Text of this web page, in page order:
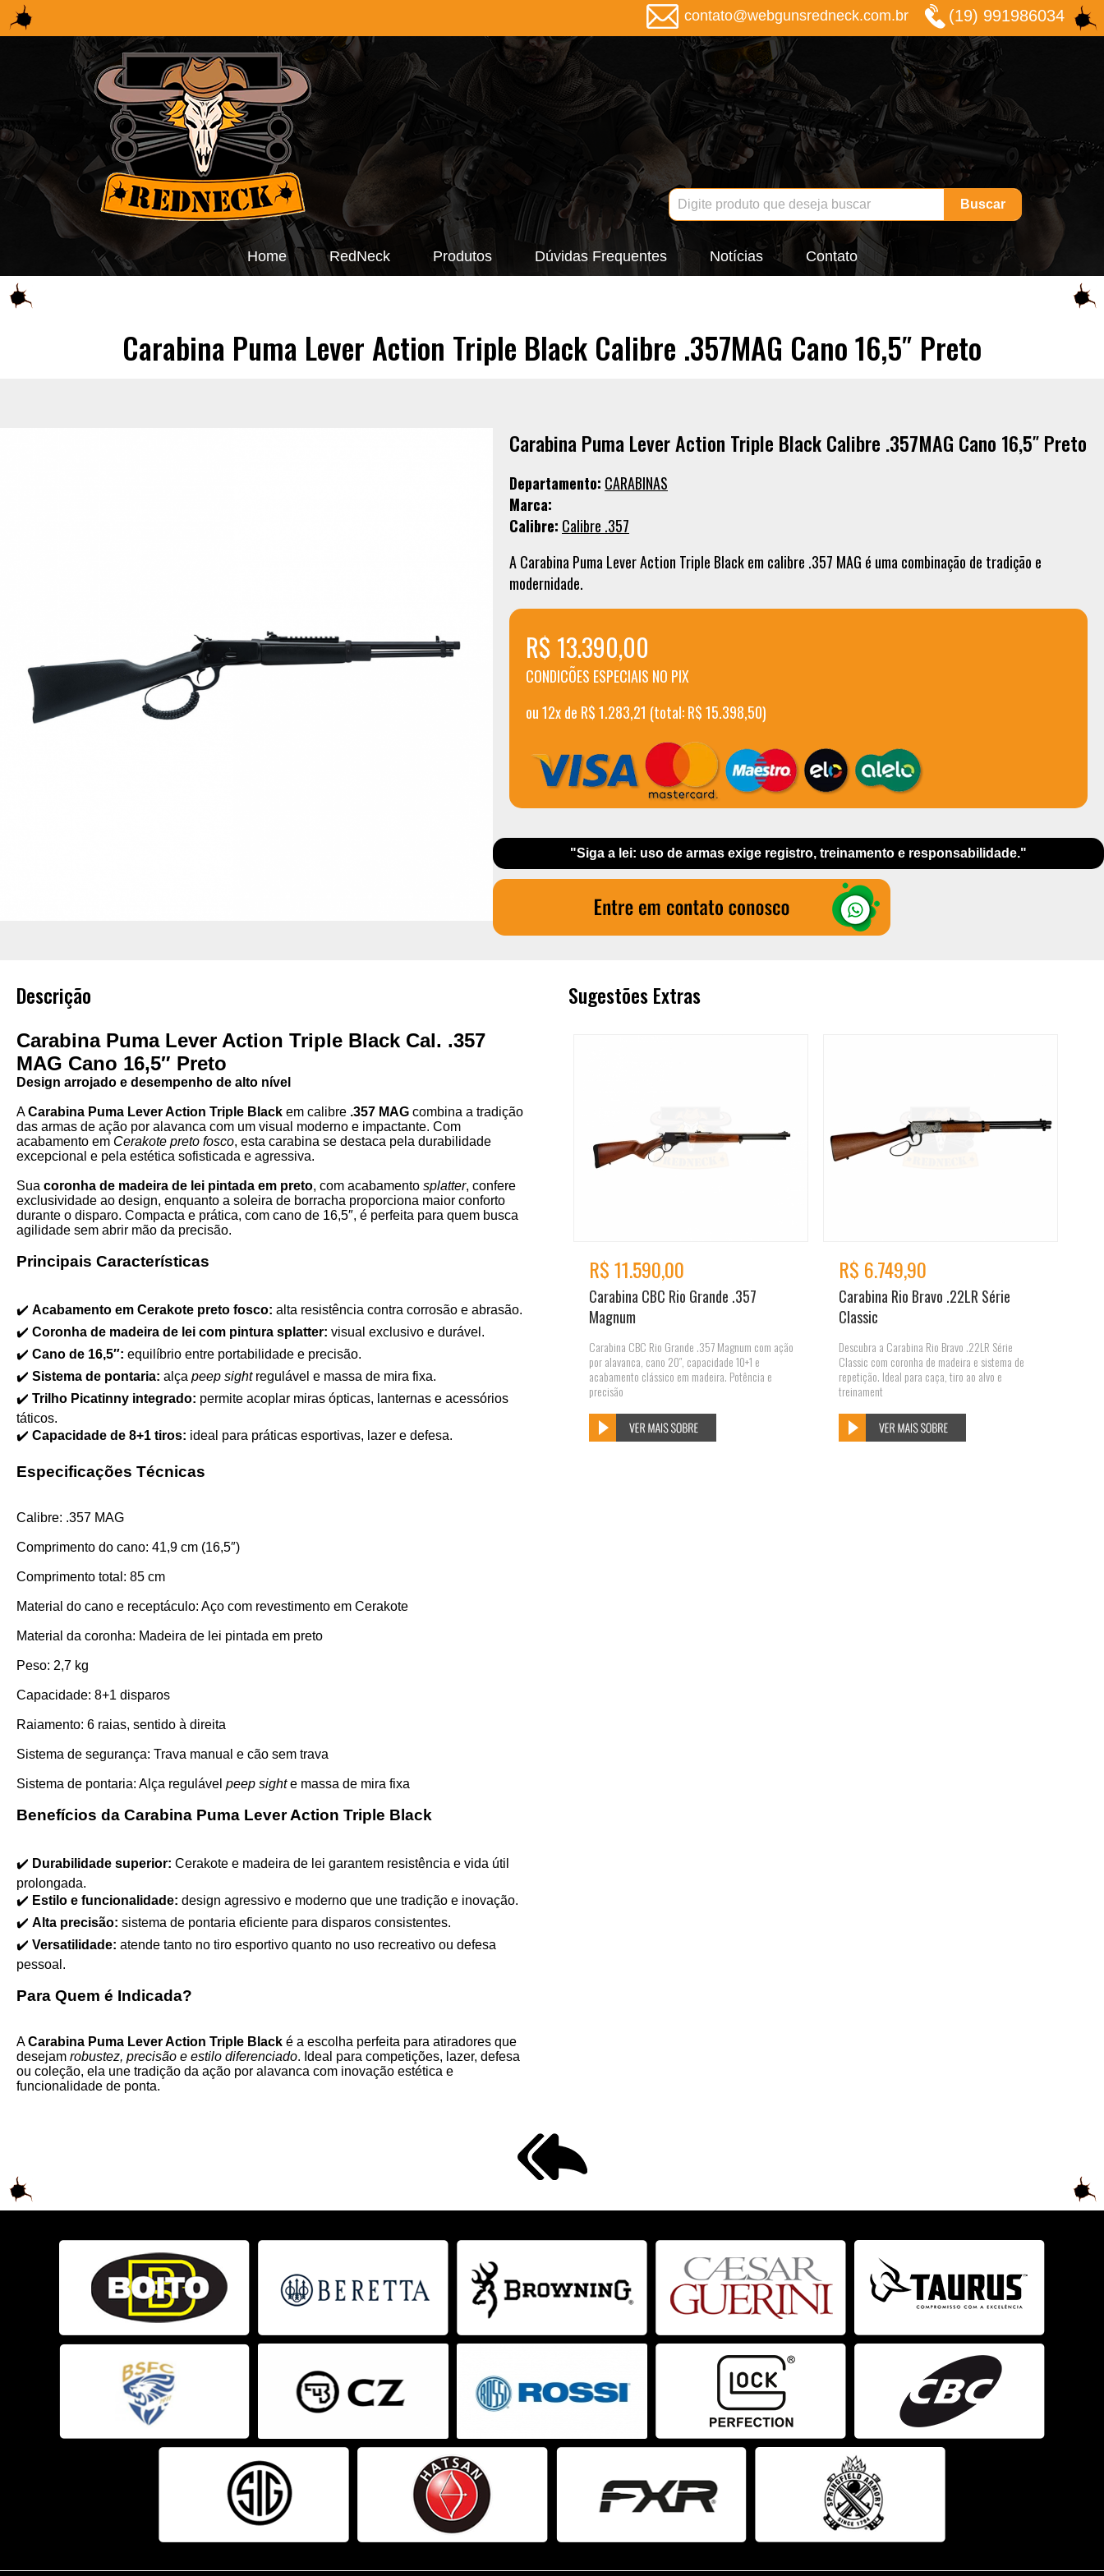
contato@webgunsredneck.com.br (19) 991986034
Buscar
Home RedNeck Produtos Dúvidas Frequentes Notícias Contato
Carabina Puma Lever Action Triple Black Calibre .357MAG Cano 16,5″ Preto
Carabina Puma Lever Action Triple Black Calibre .357MAG Cano 16,5″ Preto
Departamento: CARABINAS
Marca:
Calibre: Calibre .357
A Carabina Puma Lever Action Triple Black em calibre .357 MAG é uma combinação de tradição e
modernidade.
R$ 13.390,00
CONDICÕES ESPECIAIS NO PIX
ou 12x de R$ 1.283,21 (total: R$ 15.398,50)
"Siga a lei: uso de armas exige registro, treinamento e responsabilidade."
Descrição
Carabina Puma Lever Action Triple Black Cal. .357
MAG Cano 16,5″ Preto
Design arrojado e desempenho de alto nível
ACarabina Puma Lever Action Triple Black em calibre .357 MAG combina a tradição
das armas de ação por alavanca com um visual moderno e impactante. Com
acabamento em Cerakote preto fosco, esta carabina se destaca pela durabilidade
excepcional e pela estética sofisticada e agressiva.
Sua coronha de madeira de lei pintada em preto, com acabamento splatter, confere
exclusividade ao design, enquanto a soleira de borracha proporciona maior conforto
durante o disparo. Compacta e prática, com cano de 16,5″, é perfeita para quem busca
agilidade sem abrir mão da precisão.
Principais Características
✔️ Acabamento em Cerakote preto fosco: alta resistência contra corrosão e abrasão.
✔️ Coronha de madeira de lei com pintura splatter: visual exclusivo e durável.
✔️ Cano de 16,5″: equilíbrio entre portabilidade e precisão.
✔️ Sistema de pontaria: alça peep sightregulável e massa de mira fixa.
✔️ Trilho Picatinny integrado: permite acoplar miras ópticas, lanternas e acessórios
táticos.
✔️ Capacidade de 8+1 tiros: ideal para práticas esportivas, lazer e defesa.
Especificações Técnicas
Calibre: .357 MAG
Comprimento do cano: 41,9 cm (16,5″)
Comprimento total: 85 cm
Material do cano e receptáculo: Aço com revestimento em Cerakote
Material da coronha: Madeira de lei pintada em preto
Peso: 2,7 kg
Capacidade: 8+1 disparos
Raiamento: 6 raias, sentido à direita
Sistema de segurança: Trava manual e cão sem trava
Sistema de pontaria: Alça regulável peep sighte massa de mira fixa
Benefícios da Carabina Puma Lever Action Triple Black
✔️ Durabilidade superior: Cerakote e madeira de lei garantem resistência e vida útil
prolongada.
✔️ Estilo e funcionalidade: design agressivo e moderno que une tradição e inovação.
✔️ Alta precisão: sistema de pontaria eficiente para disparos consistentes.
✔️ Versatilidade: atende tanto no tiro esportivo quanto no uso recreativo ou defesa
pessoal.
Para Quem é Indicada?
ACarabina Puma Lever Action Triple Black é a escolha perfeita para atiradores que
desejam robustez, precisão e estilo diferenciado. Ideal para competições, lazer, defesa
ou coleção, ela une tradição da ação por alavanca com inovação estética e
funcionalidade de ponta.
Sugestões Extras
R$ 11.590,00
Carabina CBC Rio Grande .357
Magnum
Carabina CBC Rio Grande .357 Magnum com ação
por alavanca, cano 20″, capacidade 10+1 e
acabamento clássico em madeira. Potência e
precisão
R$ 6.749,90
Carabina Rio Bravo .22LR Série
Classic
Descubra a Carabina Rio Bravo .22LR Série
Classic com coronha de madeira e sistema de
repetição. Ideal para caça, tiro ao alvo e
treinament